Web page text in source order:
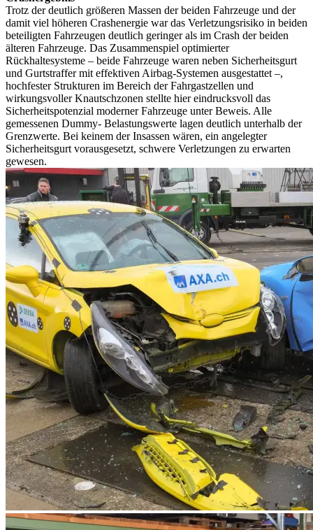
Trotz der deutlich größeren Massen der beiden Fahrzeuge und der
damit viel höheren Crashenergie war das Verletzungsrisiko in beiden
beteiligten Fahrzeugen deutlich geringer als im Crash der beiden
älteren Fahrzeuge. Das Zusammenspiel optimierter
Rückhaltesysteme – beide Fahrzeuge waren neben Sicherheitsgurt
und Gurtstraffer mit effektiven Airbag-Systemen ausgestattet –,
hochfester Strukturen im Bereich der Fahrgastzellen und
wirkungsvoller Knautschzonen stellte hier eindrucksvoll das
Sicherheitspotenzial moderner Fahrzeuge unter Beweis. Alle
gemessenen Dummy- Belastungswerte lagen deutlich unterhalb der
Grenzwerte. Bei keinem der Insassen wären, ein angelegter
Sicherheitsgurt vorausgesetzt, schwere Verletzungen zu erwarten
gewesen.